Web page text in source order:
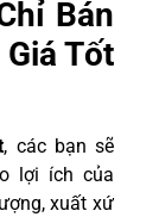
Bán
Tốt
, các bạn sẽ
lợi ích của
xuất xứ